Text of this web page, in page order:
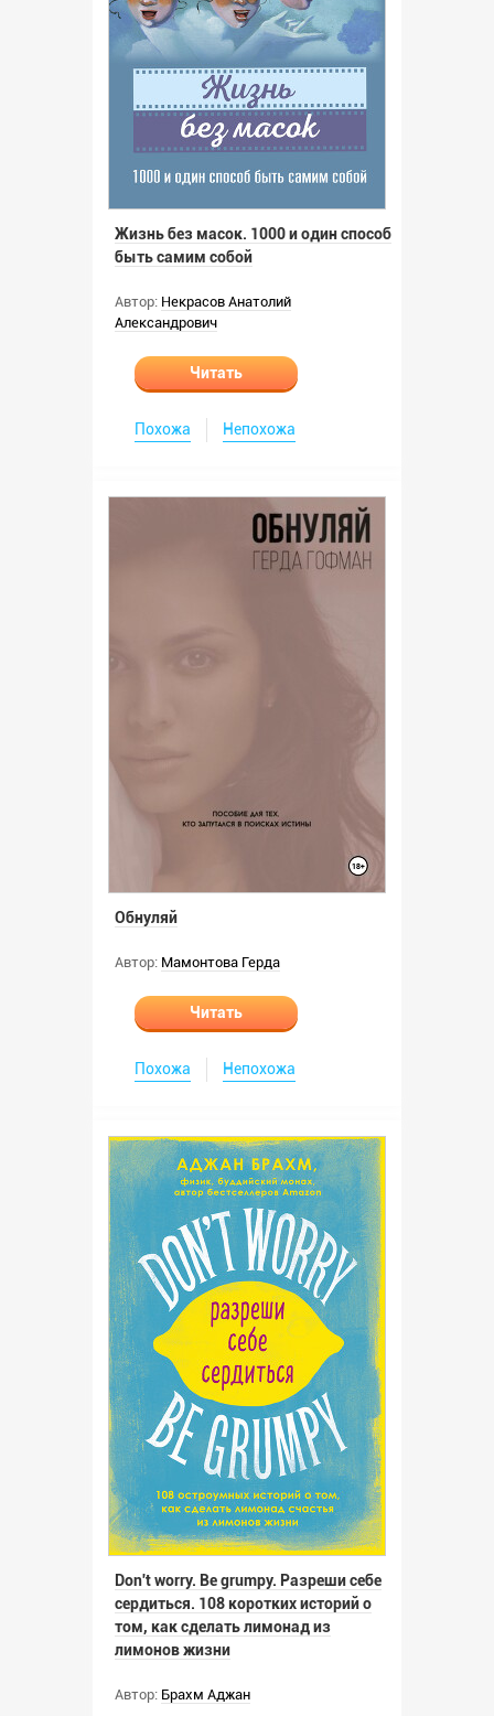
Жизнь без масок. 1000 и один способ
быть самим собой
Автор: Некрасов Анатолий
Александрович
Читать
Похожа Непохожа
Обнуляй
Автор: Мамонтова Герда
Читать
Похожа Непохожа
Don't worry. Be grumpy. Разреши себе
сердиться. 108 коротких историй о
том, как сделать лимонад из
лимонов жизни
Автор: Брахм Аджан